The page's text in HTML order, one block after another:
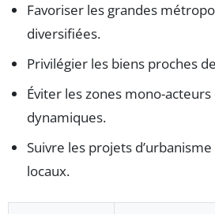
Favoriser les grandes
diversifiées.
Privilégier les biens proches
Éviter les zones mono-
dynamiques.
Suivre les projets
locaux.